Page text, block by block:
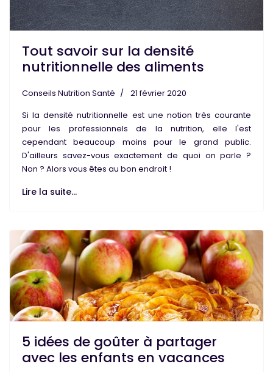
Tout savoir sur la densité
nutritionnelle des aliments
Conseils Nutrition Santé
21 février 2020
Si ladensité nutritionnelle est une notion très courante
pour les professionnels de la nutrition, elle l'est
cependant beaucoup moins pour le grand public.
D'ailleurs savez-vous exactement de quoi on parle ?
Non ? Alors vous êtes au bon endroit !
Lire la suite...
5 idées de goûter à partager
avec les enfants en vacances